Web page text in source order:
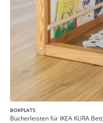
BOKPLATS
Bücherleisten für IKEA KURA Bett